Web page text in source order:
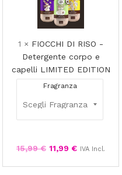
e
capelli
1 × FIOCCHI DI RISO -
Detergente corpo e
capelli LIMITED EDITION
Fragranza
15,99€ 11,99 € IVA Incl.